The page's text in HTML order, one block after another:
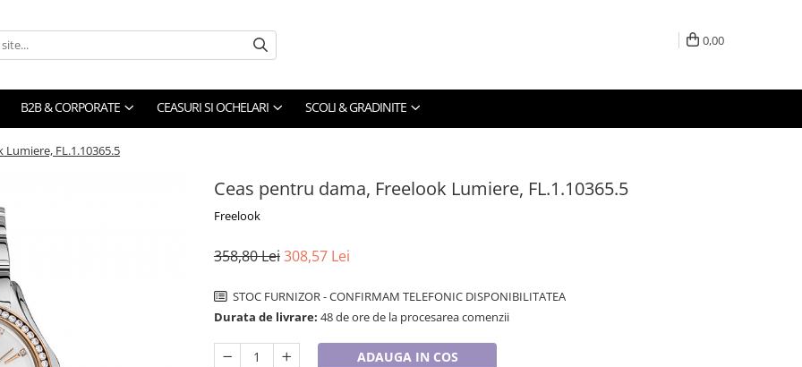
0,00
B2B & CORPORATE CEASURI SI OCHELARI SCOLI & GRADINITE
FL.1.10365.5
Ceas pentru dama, Freelook Lumiere, FL.1.10365.5
Freelook
358,80 Lei308,57 Lei
STOC FURNIZOR - CONFIRMAM TELEFONIC DISPONIBILITATEA
Durata de livrare: 48 de ore de la procesarea comenzii
ADAUGA IN COS